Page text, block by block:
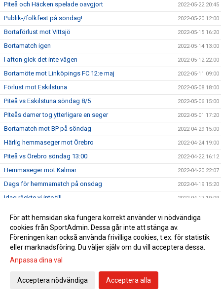
Piteå och Häcken spelade oavgjort 2022-05-22 20:45
Publik-/folkfest på söndag! 2022-05-20 12:00
Bortaförlust mot Vittsjö 2022-05-15 16:20
Bortamatch igen 2022-05-14 13:00
I afton gick det inte vägen 2022-05-12 22:00
Bortamöte mot Linköpings FC 12:e maj 2022-05-11 09:00
Förlust mot Eskilstuna 2022-05-08 18:00
Piteå vs Eskilstuna söndag 8/5 2022-05-06 15:00
Piteås damer tog ytterligare en seger 2022-05-01 17:20
Bortamatch mot BP på söndag 2022-04-29 15:00
Härlig hemmaseger mot Örebro 2022-04-24 19:00
Piteå vs Örebro söndag 13:00 2022-04-22 16:12
Hemmaseger mot Kalmar 2022-04-20 22:07
Dags för hemmamatch på onsdag 2022-04-19 15:20
Idag räckte vi inte till 2022-04-17 19:09
Oavgjort i hemmapremiären
Första hemmamatchen på söndag 2022-04-01 13:00
Hana Kerner ansluter till Piteå IF DFF
En mycket bra start!
För att hemsidan ska fungera korrekt använder vi nödvändiga
cookies från SportAdmin. Dessa går inte att stänga av.
Föreningen kan också använda frivilliga cookies, t.ex. för statistik
eller marknadsföring. Du väljer själv om du vill acceptera dessa.
Anpassa dina val
Acceptera nödvändiga Acceptera alla